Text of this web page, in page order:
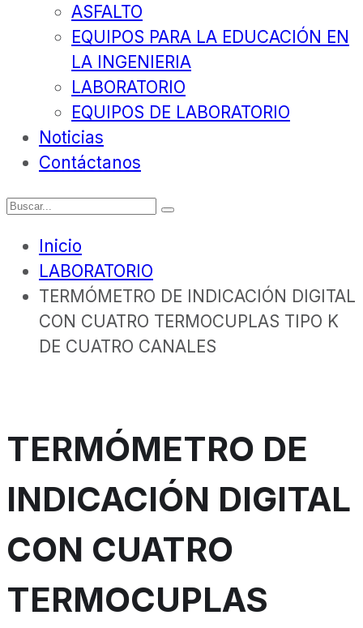
ASFALTO
EQUIPOS PARA LA EDUCACIÓN EN
LA INGENIERIA
LABORATORIO
EQUIPOS DE LABORATORIO
Noticias
Contáctanos
Inicio
LABORATORIO
TERMÓMETRO DE INDICACIÓN DIGITAL
CON CUATRO TERMOCUPLAS TIPO K
DE CUATRO CANALES
TERMÓMETRO DE
INDICACIÓN DIGITAL
CON CUATRO
TERMOCUPLAS